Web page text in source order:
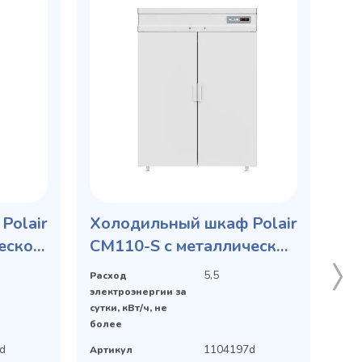
Холодильный шкаф Polair
CM110-S с металлической
дверью
Расход
электроэнергии за
сутки, кВт/ч, не
более
5,5
Артикул 1104197d